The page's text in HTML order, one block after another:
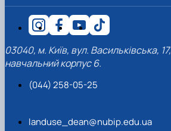
03040, м. Київ, вул. Васильківська, 17,
навчальний корпус 6.
(044) 258-05-25
landuse_dean@nubip.edu.ua